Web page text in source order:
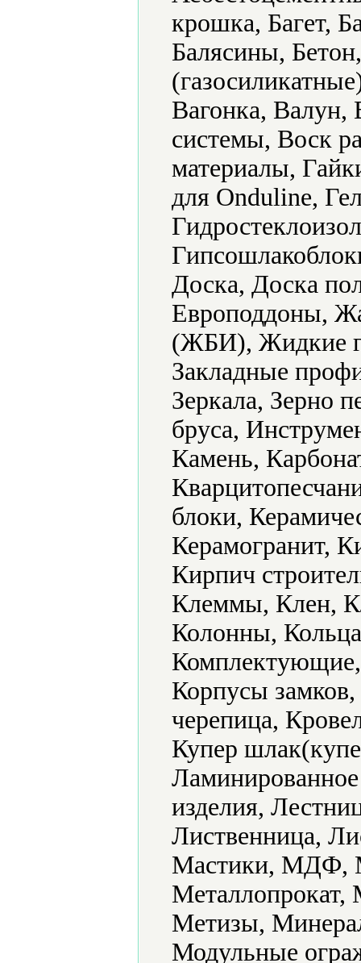
крошка, Багет,
Балясины,
Вагонка, Валун,
системы, Воск
материалы,
для Onduline,
Доска, Доска
Европоддоны,
(ЖБИ), Жидкие
Закладные
Зеркала, Зерно
бруса,
Камень,
блоки,
Керамогранит,
Кирпич
Клеммы, Клен,
Колонны,
Комплектующие,
Корпусы
черепица,
Купер
изделия,
Лиственница,
Мастики, МДФ,
Металлопрокат,
Метизы,
Модульные